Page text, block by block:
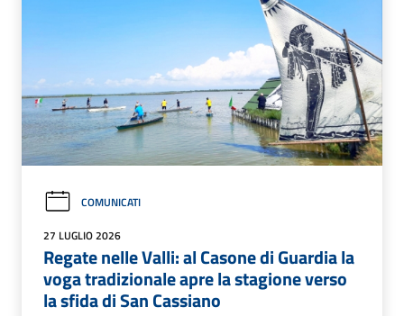
COMUNICATI
27 LUGLIO 2026
Regate nelle Valli: al Casone di Guardia la
voga tradizionale apre la stagione verso
la sfida di San Cassiano